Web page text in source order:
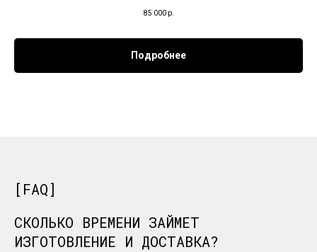
85 000 р.
Подробнее
[FAQ]
СКОЛЬКО ВРЕМЕНИ ЗАЙМЕТ
ИЗГОТОВЛЕНИЕ И ДОСТАВКА?
ПУБЛИЧНАЯ ОФЕРТА
[КОНТАКТЫ]